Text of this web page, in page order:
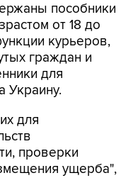
пособники
от 18 до
курьеров,
граждан и
для
Украину.
для
проверки
ущерба",